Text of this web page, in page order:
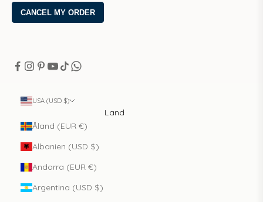
USA (USD $)
Land
Åland (EUR €)
Albanien (USD $)
Andorra (EUR €)
Argentina (USD $)